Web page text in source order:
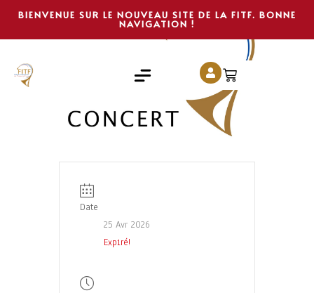
BIENVENUE SUR LE NOUVEAU SITE DE LA FITF. BONNE
NAVIGATION !
Date
25 Avr 2026
Expiré!